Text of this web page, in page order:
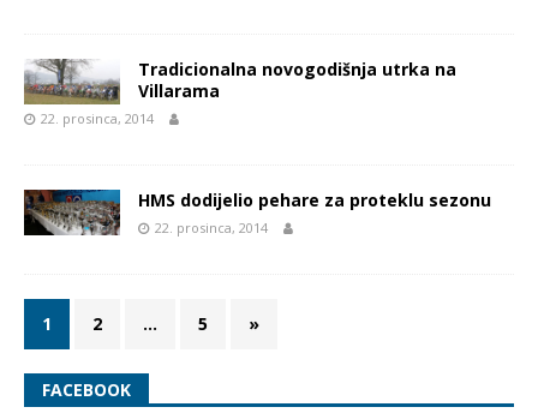
Tradicionalna novogodišnja utrka na
Villarama
22. prosinca, 2014
HMS dodijelio pehare za proteklu sezonu
22. prosinca, 2014
1 2 … 5 »
FACEBOOK